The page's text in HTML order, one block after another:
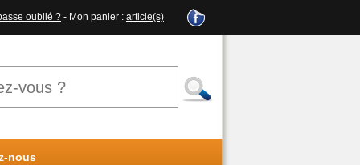
oublié ? - Mon panier : article(s)
nous